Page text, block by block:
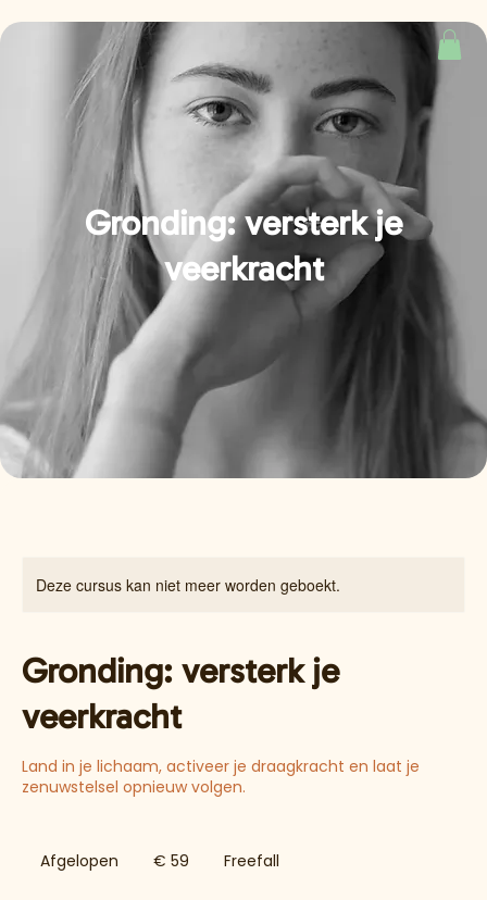
Gronding: versterk je
veerkracht
Deze cursus kan niet meer worden geboekt.
Gronding: versterk je
veerkracht
Land in je lichaam, activeer je draagkracht en laat je
zenuwstelsel opnieuw volgen.
Afgelopen € 59 Freefall